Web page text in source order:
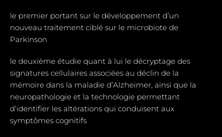
le premier portant sur le développement d’un
nouveau traitement ciblé sur le microbiote de
Parkinson
le deuxième étudie quant à lui le décryptage des
signatures cellulaires associées au déclin de la
mémoire dans la maladie d’Alzheimer, ainsi que la
neuropathologie et la technologie permettant
d’identifier les altérations qui conduisent aux
symptômes cognitifs